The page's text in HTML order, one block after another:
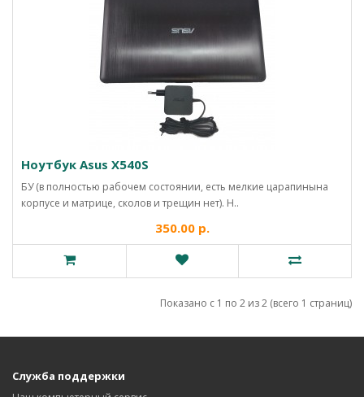
Ноутбук Asus X540S
БУ (в полностью рабочем состоянии, есть мелкие царапинына
корпусе и матрице, сколов и трещин нет). Н..
350.00 р.
Показано с 1 по 2 из 2 (всего 1 страниц)
Служба поддержки